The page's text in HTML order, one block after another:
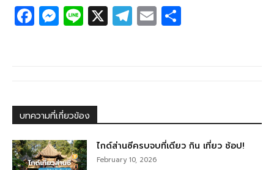
F
a
o
o
k
M
e
g
er
Li
n
X T
el
E
m
บทความที่เกี่ยวข้อง
ไกด์ส่านซีครบจบที่เดียว กิน เที่ยว ช้อป!
February 10, 2026